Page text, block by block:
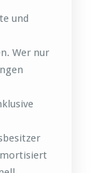
und
Wer nur